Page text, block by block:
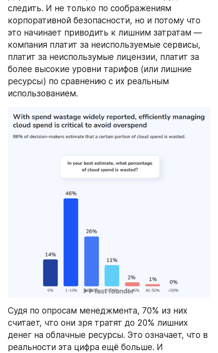
следить. И не только по соображениям
корпоративной безопасности, но и потому что
это начинает приводить к лишним затратам —
компания платит за неиспользуемые сервисы,
платит за неиспользумые лицензии, платит за
более высокие уровни тарифов (или лишние
ресурсы) по сравнению с их реальным
использованием.
Судя по опросам менеджмента, 70% из них
считает, что они зря тратят до 20% лишних
денег на облачные ресурсы. Это означает, что в
реальности эта цифра ещё больше. И